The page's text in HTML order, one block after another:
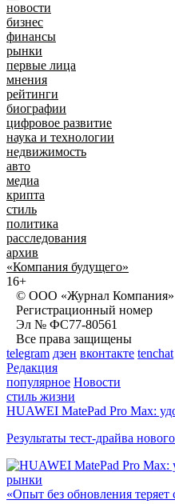
новости
бизнес
финансы
рынки
первые лица
мнения
рейтинги
биографии
цифровое развитие
наука и технологии
недвижимость
авто
медиа
крипта
стиль
политика
расследования
архив
«Компания будущего»
16+
© ООО «Журнал Компания»
Регистрационный номер
Эл № ФС77-80561
Все права защищены
telegram дзен вконтакте tenchat
Редакция
популярное Новости
стиль жизни
HUAWEI MatePad Pro Max:
Результаты тест-драйва
рынки
«Опыт без обновления